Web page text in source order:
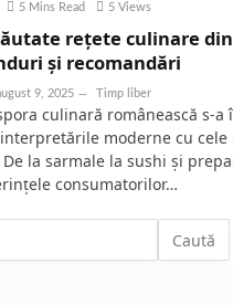
5 Mins Read 5 Views
rețete culinare
și recomandări
9, 2025 Timp liber
culinară românească s-a
moderne cu
la sarmale la sushi și
consumatorilor…